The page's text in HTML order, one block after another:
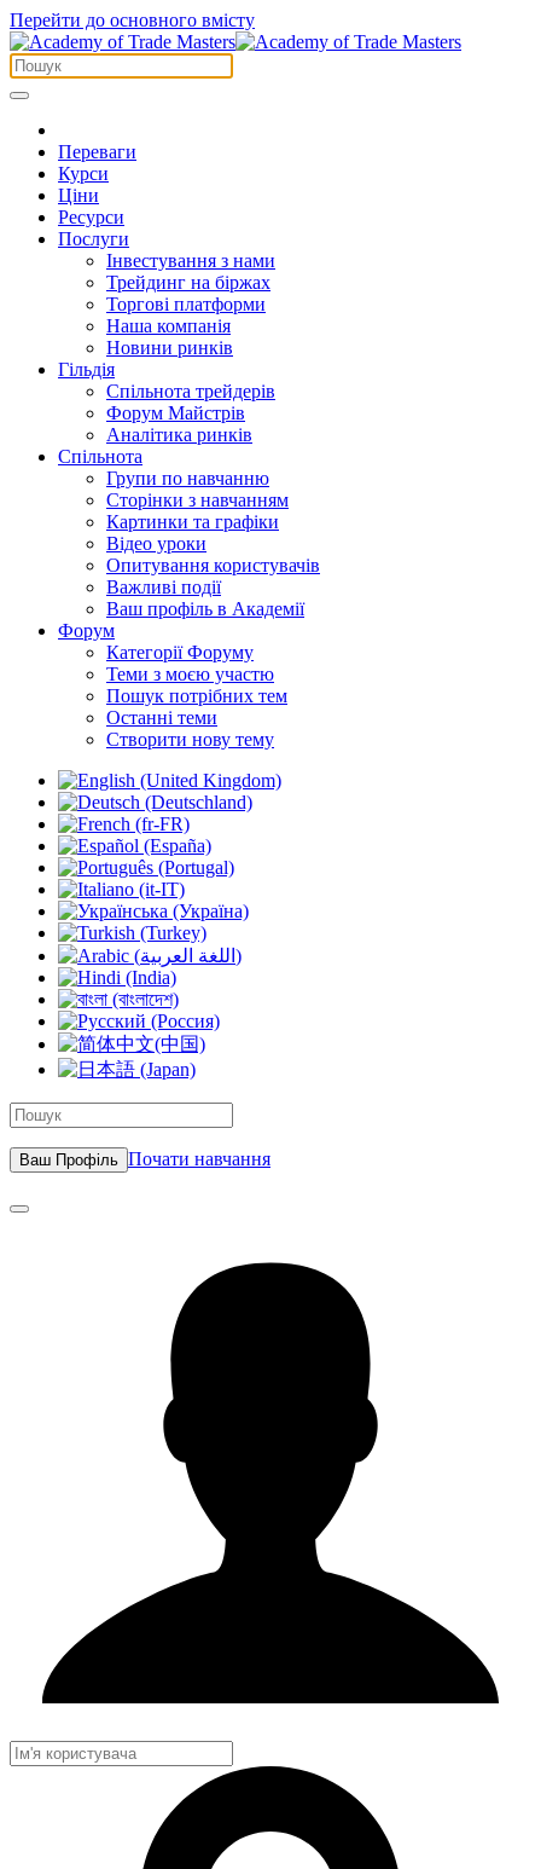
Перейти до основного вмісту
Переваги
Курси
Ціни
Ресурси
Послуги
Інвестування з нами
Трейдинг на біржах
Торгові платформи
Наша компанія
Новини ринків
Гільдія
Спільнота трейдерів
Форум Майстрів
Аналітика ринків
Спільнота
Групи по навчанню
Сторінки з навчанням
Картинки та графіки
Відео уроки
Опитування користувачів
Важливі події
Ваш профіль в Академії
Форум
Категорії Форуму
Теми з моєю участю
Пошук потрібних тем
Останні теми
Створити нову тему
Ваш Профіль Почати навчання